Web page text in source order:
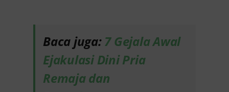
Baca juga:7 Gejala Awal
Ejakulasi Dini Pria
Remaja dan